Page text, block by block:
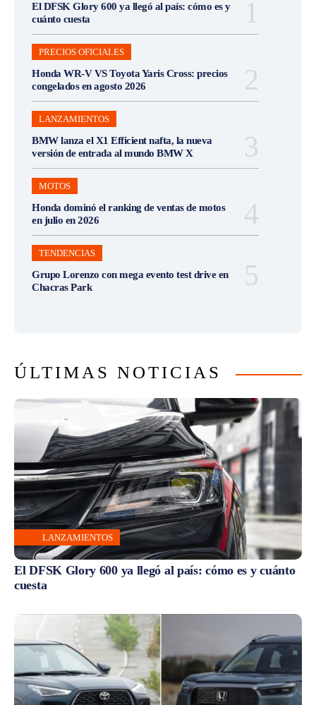
El DFSK Glory 600 ya llegó al país: cómo es y
cuánto cuesta
PRECIOS OFICIALES
Honda WR-V VS Toyota Yaris Cross: precios
congelados en agosto 2026
LANZAMIENTOS
BMW lanza el X1 Efficient nafta, la nueva
versión de entrada al mundo BMW X
MOTOS
Honda dominó el ranking de ventas de motos
en julio en 2026
TENDENCIAS
Grupo Lorenzo con mega evento test drive en
Chacras Park
ÚLTIMAS NOTICIAS
LANZAMIENTOS
El DFSK Glory 600 ya llegó al país: cómo es y cuánto
cuesta